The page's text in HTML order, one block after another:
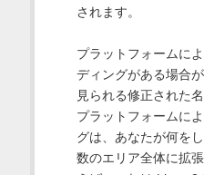
されます。
プラットフォームに
ディングがある場合
見られる修正された
プラットフォームに
グは、あなたが何を
数のエリア全体に拡